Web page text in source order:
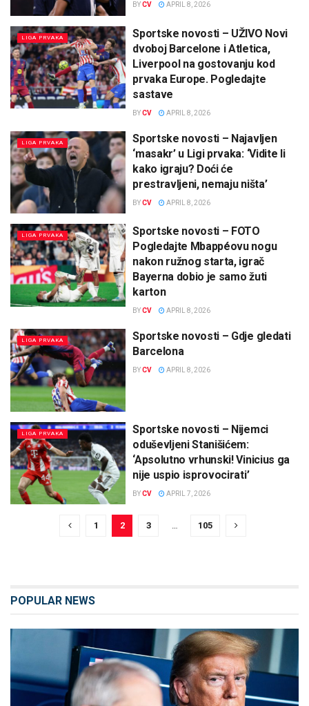
BYCV APRIL 8, 2026
LIGA PRVAKA
Sportske novosti – UŽIVO Novi
dvoboj Barcelone i Atletica,
Liverpool na gostovanju kod
prvaka Europe. Pogledajte
sastave
BYCV APRIL 8, 2026
LIGA PRVAKA
Sportske novosti – Najavljen
‘masakr’ u Ligi prvaka: ‘Vidite li
kako igraju? Doći će
prestravljeni, nemaju ništa’
BYCV APRIL 8, 2026
LIGA PRVAKA
Sportske novosti – FOTO
Pogledajte Mbappéovu nogu
nakon ružnog starta, igrač
Bayerna dobio je samo žuti
karton
BYCV APRIL 8, 2026
LIGA PRVAKA
Sportske novosti – Gdje gledati
Barcelona
BYCV APRIL 8, 2026
LIGA PRVAKA
Sportske novosti – Nijemci
oduševljeni Stanišićem:
‘Apsolutno vrhunski! Vinicius ga
nije uspio isprovocirati’
BYCV APRIL 7, 2026
1 2 3 … 105
POPULAR NEWS